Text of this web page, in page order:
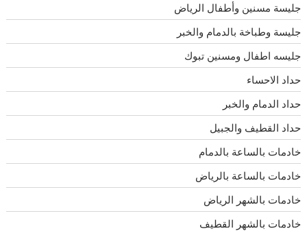
جليسة مسنين وأطفال الرياض
جليسة وطباخة بالدمام والخبر
جليسه اطفال ومسنين تبوك
حداد الاحساء
حداد الدمام والخبر
حداد القطيف والجبيل
خادمات بالساعة بالدمام
خادمات بالساعة بالرياض
خادمات بالشهر الرياض
خادمات بالشهر القطيف